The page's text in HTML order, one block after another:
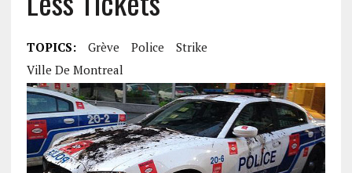
TOPICS: Grève Police
Strike
Ville De Montreal